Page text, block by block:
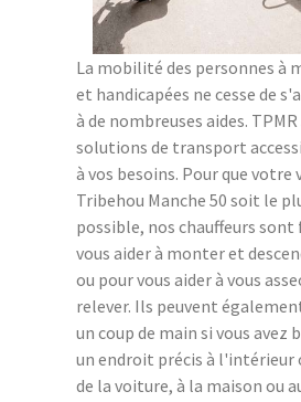
La mobilité des personnes à
et handicapées ne cesse de
à de nombreuses aides.
solutions de transport
à vos besoins. Pour que votre
Tribehou Manche 50 soit le
possible, nos chauffeurs
vous aider à monter et
ou pour vous aider à vous
relever. Ils peuvent
un coup de main si vous avez
un endroit précis à l'intérieur
de la voiture, à la maison ou